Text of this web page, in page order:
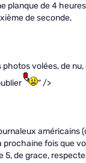
planque de 4
de seconde,
volées, de
" />
américains
prochaine fois que
5, de grace,